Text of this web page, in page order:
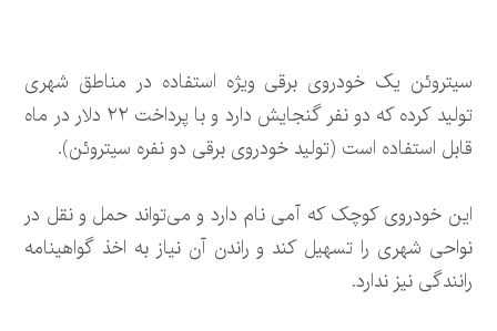
سیتروئن یک خودروی برقی ویژه استفاده در مناطق شهری
تولید کرده که دو نفر گنجایش دارد و با پرداخت ۲۲ دلار در ماه
قابل استفاده است (تولید خودروی برقی دو نفره سیتروئن).
این خودروی کوچک که آمی نام دارد و می‌تواند حمل و نقل در
نواحی شهری را تسهیل کند و راندن آن نیاز به اخذ گواهینامه
رانندگی نیز ندارد.